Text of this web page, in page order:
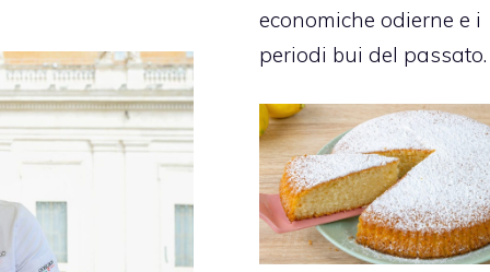
economiche odierne e i
periodi bui del passato.